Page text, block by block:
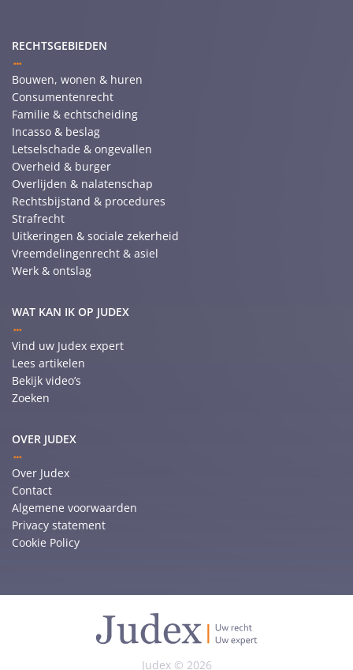
RECHTSGEBIEDEN
Bouwen, wonen & huren
Consumentenrecht
Familie & echtscheiding
Incasso & beslag
Letselschade & ongevallen
Overheid & burger
Overlijden & nalatenschap
Rechtsbijstand & procedures
Strafrecht
Uitkeringen & sociale zekerheid
Vreemdelingenrecht & asiel
Werk & ontslag
WAT KAN IK OP JUDEX
Vind uw Judex expert
Lees artikelen
Bekijk video’s
Zoeken
OVER JUDEX
Over Judex
Contact
Algemene voorwaarden
Privacy statement
Cookie Policy
Judex © 2026